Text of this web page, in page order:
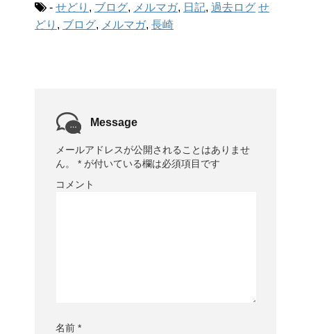
- せどり , ブログ, メルマガ, 日記, 過去ログ せ
どり , ブログ, メルマガ, 長崎
Message
メールアドレスが公開されることはありませ
ん。
* が付いている欄は必須項目です
コメント
名前 *